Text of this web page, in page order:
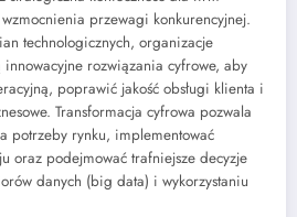
przewagi konkurencyjnej.
technologicznych, organizacje
rozwiązania cyfrowe, aby
poprawić jakość obsługi klienta i
Transformacja cyfrowa pozwala
potrzeby rynku, implementować
oraz podejmować trafniejsze decyzje
danych (big data) i wykorzystaniu